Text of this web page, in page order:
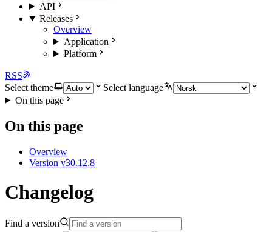
API
Releases
Overview
Application
Platform
RSS
Select theme
Select language
On this page
On this page
Overview
Version v30.12.8
Changelog
Find a version